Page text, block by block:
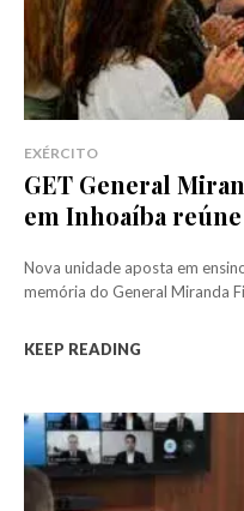
EXÉRCITO
GET General
em Inhoaíba
Nova unidade aposta em
memória do General Miranda
KEEP READING